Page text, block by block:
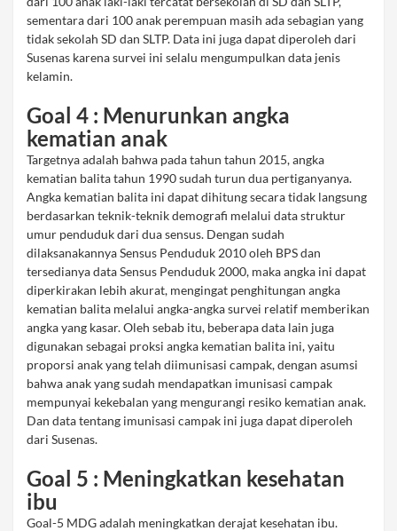
sementara dari 100 anak perempuan masih ada sebagian yang
tidak sekolah SD dan SLTP. Data ini juga dapat diperoleh dari
Susenas karena survei ini selalu mengumpulkan data jenis
kelamin.
Goal 4 : Menurunkan angka
kematian anak
Targetnya adalah bahwa pada tahun tahun 2015, angka
kematian balita tahun 1990 sudah turun dua pertiganyanya.
Angka kematian balita ini dapat dihitung secara tidak langsung
berdasarkan teknik-teknik demografi melalui data struktur
umur penduduk dari dua sensus. Dengan sudah
dilaksanakannya Sensus Penduduk 2010 oleh BPS dan
tersedianya data Sensus Penduduk 2000, maka angka ini dapat
diperkirakan lebih akurat, mengingat penghitungan angka
kematian balita melalui angka-angka survei relatif memberikan
angka yang kasar. Oleh sebab itu, beberapa data lain juga
digunakan sebagai proksi angka kematian balita ini, yaitu
proporsi anak yang telah diimunisasi campak, dengan asumsi
bahwa anak yang sudah mendapatkan imunisasi campak
mempunyai kekebalan yang mengurangi resiko kematian anak.
Dan data tentang imunisasi campak ini juga dapat diperoleh
dari Susenas.
Goal 5 : Meningkatkan kesehatan
ibu
Goal-5 MDG adalah meningkatkan derajat kesehatan ibu.